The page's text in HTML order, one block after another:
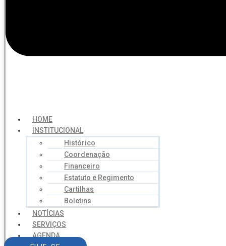
HOME
INSTITUCIONAL
Histórico
Coordenação
Financeiro
Estatuto e Regimento
Cartilhas
Boletins
NOTÍCIAS
SERVIÇOS
AGENDA